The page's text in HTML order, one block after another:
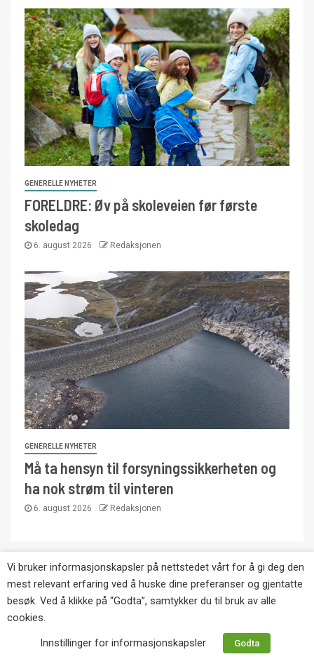
GENERELLE NYHETER
FORELDRE: Øv på skoleveien før første
skoledag
6. august 2026 Redaksjonen
GENERELLE NYHETER
Må ta hensyn til forsyningssikkerheten og
ha nok strøm til vinteren
6. august 2026 Redaksjonen
Copyright © Eikernytt.no utgis av Roy’s
Pressetjeneste. Kopiering av tekst, bilder og
annonser er ikke tillatt uten etter avtale med utgiver.
Websiden er laget i samarbeid med:
Vi bruker informasjonskapsler på nettstedet vårt for å gi deg den
mest relevant erfaring ved å huske dine preferanser og gjentatte
besøk. Ved å klikke på “Godta”, samtykker du til bruk av alle
cookies.
Innstillinger for informasjonskapsler
Godta